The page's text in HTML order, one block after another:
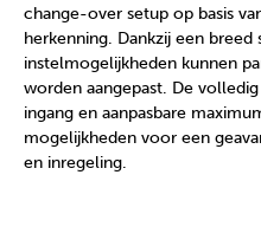
change-over setup op basis
herkenning. Dankzij een breed
instelmogelijkheden kunnen
worden aangepast. De
ingang en aanpasbare
mogelijkheden voor een
en inregeling.